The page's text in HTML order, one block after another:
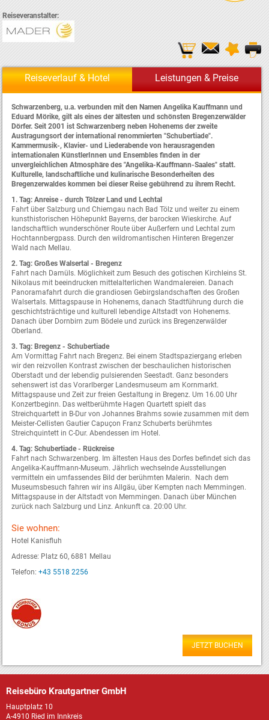
Reiseveranstalter:
Reiseverlauf & Hotel Leistungen & Preise
Schwarzenberg, u.a. verbunden mit den Namen Angelika Kauffmann und
Eduard Mörike, gilt als eines der ältesten und schönsten Bregenzerwälder
Dörfer. Seit 2001 ist Schwarzenberg neben Hohenems der zweite
Austragungsort der international renommierten "Schubertiade".
Kammermusik-, Klavier- und Liederabende von herausragenden
internationalen KünstlerInnen und Ensembles finden in der
unvergleichlichen Atmosphäre des "Angelika-Kauffmann-Saales" statt.
Kulturelle, landschaftliche und kulinarische Besonderheiten des
Bregenzerwaldes kommen bei dieser Reise gebührend zu ihrem Recht.
1. Tag: Anreise - durch Tölzer Land und Lechtal
Fahrt über Salzburg und Chiemgau nach Bad Tölz und weiter zu einem
kunsthistorischen Höhepunkt Bayerns, der barocken Wieskirche. Auf
landschaftlich wunderschöner Route über Außerfern und Lechtal zum
Hochtannbergpass. Durch den wildromantischen Hinteren Bregenzer
Wald nach Mellau.
2. Tag: Großes Walsertal - Bregenz
Fahrt nach Damüls. Möglichkeit zum Besuch des gotischen Kirchleins St.
Nikolaus mit beeindrucken mittelalterlichen Wandmalereien. Danach
Panoramafahrt durch die grandiosen Gebirgslandschaften des Großen
Walsertals. Mittagspause in Hohenems, danach Stadtführung durch die
geschichtsträchtige und kulturell lebendige Altstadt von Hohenems.
Danach über Dornbirn zum Bödele und zurück ins Bregenzerwälder
Oberland.
3. Tag: Bregenz - Schubertiade
Am Vormittag Fahrt nach Bregenz. Bei einem Stadtspaziergang erleben
wir den reizvollen Kontrast zwischen der beschaulichen historischen
Oberstadt und der lebendig pulsierenden Seestadt. Ganz besonders
sehenswert ist das Vorarlberger Landesmuseum am Kornmarkt.
Mittagspause und Zeit zur freien Gestaltung in Bregenz. Um 16.00 Uhr
Konzertbeginn. Das weltberühmte Hagen Quartett spielt das
Streichquartett in B-Dur von Johannes Brahms sowie zusammen mit dem
Meister-Cellisten Gautier Capuçon Franz Schuberts berühmtes
Streichquintett in C-Dur. Abendessen im Hotel.
4. Tag: Schubertiade - Rückreise
Fahrt nach Schwarzenberg. Im ältesten Haus des Dorfes befindet sich das
Angelika-Kauffmann-Museum. Jährlich wechselnde Ausstellungen
vermitteln ein umfassendes Bild der berühmten Malerin. Nach dem
Museumsbesuch fahren wir ins Allgäu, über Kempten nach Memmingen.
Mittagspause in der Altstadt von Memmingen. Danach über München
zurück nach Salzburg und Linz. Ankunft ca. 20:00 Uhr.
Sie wohnen:
Hotel Kanisfluh
Adresse: Platz 60, 6881 Mellau
Telefon:+43 5518 2256
JETZT BUCHEN
Reisebüro Krautgartner GmbH
Hauptplatz 10
A-4910 Ried im Innkreis